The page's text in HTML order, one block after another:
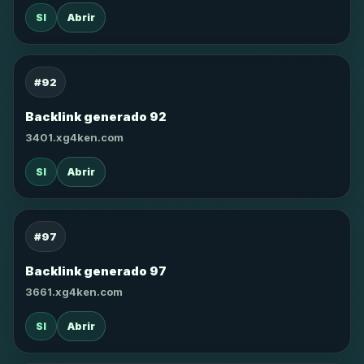
SI Abrir
#92
Backlink generado 92
3401.xg4ken.com
SI Abrir
#97
Backlink generado 97
3661.xg4ken.com
SI Abrir